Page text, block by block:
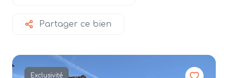
alerte
e-
Partager ce bien
Exclusivité